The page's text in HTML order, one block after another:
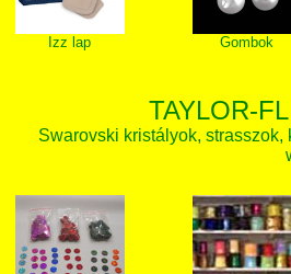
Izz lap Gombok
TAYLOR-
Swarovski kristályok,